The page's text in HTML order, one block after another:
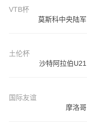
VTB杯
莫斯科中央陆军
土伦杯
沙特阿拉伯U21
国际友谊
摩洛哥